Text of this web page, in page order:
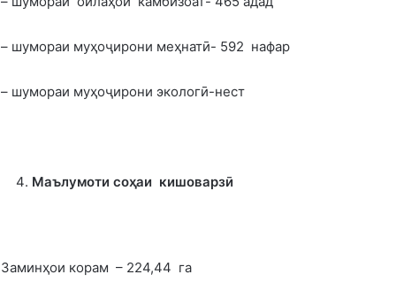
– шумораи муҳоҷирони меҳнатӣ- 592 нафар
– шумораи муҳоҷирони экологӣ-нест
Маълумоти соҳаи кишоварзӣ
Заминҳои корам – 224,44 га